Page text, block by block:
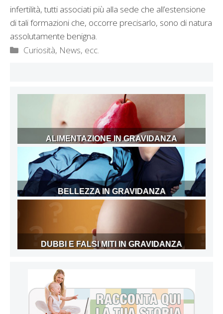
infertilità, tutti associati più alla sede che all’estensione
di tali formazioni che, occorre precisarlo, sono di natura
assolutamente benigna.
Categorie
Curiosità, News, ecc.
ALIMENTAZIONE IN GRAVIDANZA
BELLEZZA IN GRAVIDANZA
DUBBI E FALSI MITI IN GRAVIDANZA